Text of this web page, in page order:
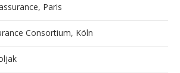
Paris
Consortium, Köln